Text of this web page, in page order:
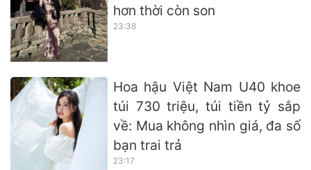
hơn thời còn son
23:38
Hoa hậu Việt Nam U40 khoe
túi 730 triệu, túi tiền tỷ sắp
về: Mua không nhìn giá, đa số
bạn trai trả
23:17